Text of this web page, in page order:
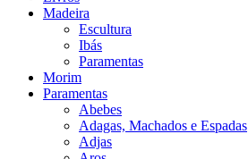
Madeira
Escultura
Ibás
Paramentas
Morim
Paramentas
Abebes
Adagas, Machados e Espadas
Adjas